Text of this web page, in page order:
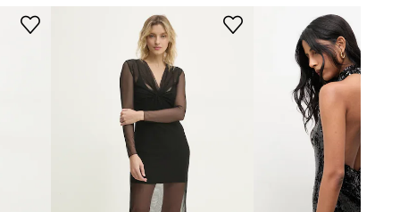
Tabulka velikosti